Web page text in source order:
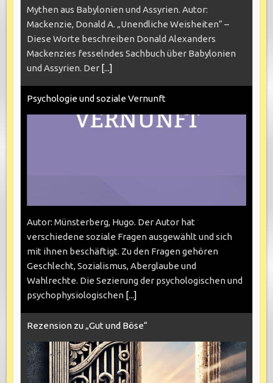
Mythen aus Babylonien und Assyrien. Autor:
Mackenzie, Donald A. „Unendliche Weisheiten“ –
Diese Worte beschreiben Donald Alexanders
Mackenzies fesselndes Sachbuch über Babylonien
und Assyrien. Der [...]
Psychologie und soziale Vernunft
Autor: Münsterberg, Hugo. Der Autor hat
verschiedene soziale Fragen ausgewählt und sich
mit ihnen beschäftigt. Zu den Fragen gehören
Geschlecht, Sozialismus, Aberglaube und
Wahlrechte. Die Sezierung der psychologischen und
psychophysiologischen [...]
Rezension zu „Gut und Böse“